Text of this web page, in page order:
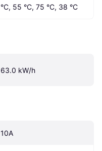
°C, 55 °C, 75 °C, 38 °C
63.0 kW/h
10A